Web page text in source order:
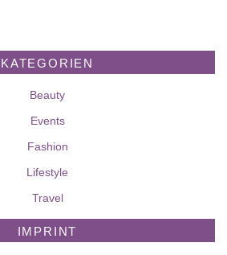
KATEGORIEN
Beauty
Events
Fashion
Lifestyle
Travel
IMPRINT